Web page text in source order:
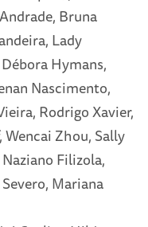
Bruna
Lady
Hymans,
Nascimento,
Rodrigo Xavier,
Zhou, Sally
Filizola,
Mariana